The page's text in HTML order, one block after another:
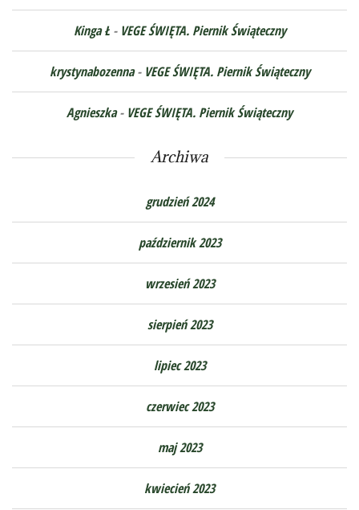
Kinga Ł- VEGE ŚWIĘTA. Piernik Świąteczny
krystynabozenna- VEGE ŚWIĘTA. Piernik Świąteczny
Agnieszka- VEGE ŚWIĘTA. Piernik Świąteczny
Archiwa
grudzień 2024
październik 2023
wrzesień 2023
sierpień 2023
lipiec 2023
czerwiec 2023
maj 2023
kwiecień 2023